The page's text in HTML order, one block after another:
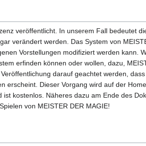
veröffentlicht. In unserem Fall bedeutet
verändert werden. Das System von
Vorstellungen modifiziert werden kann.
erfinden können oder wollen, dazu,
darauf geachtet werden,
erscheint. Dieser Vorgang wird auf der
ist kostenlos. Näheres dazu am Ende des
von MEISTER DER MAGIE!